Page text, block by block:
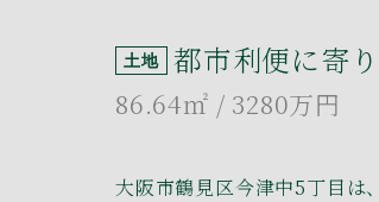
土地 都市利便に寄
86.64㎡ / 3280万円
大阪市鶴見区今津中5丁目は